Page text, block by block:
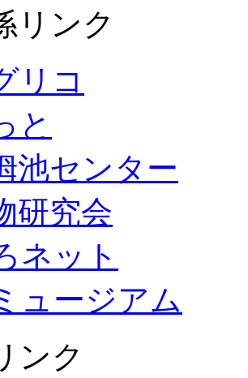
リンク
リコ
と
池センター
研究会
ネット
ュージアム
ンク